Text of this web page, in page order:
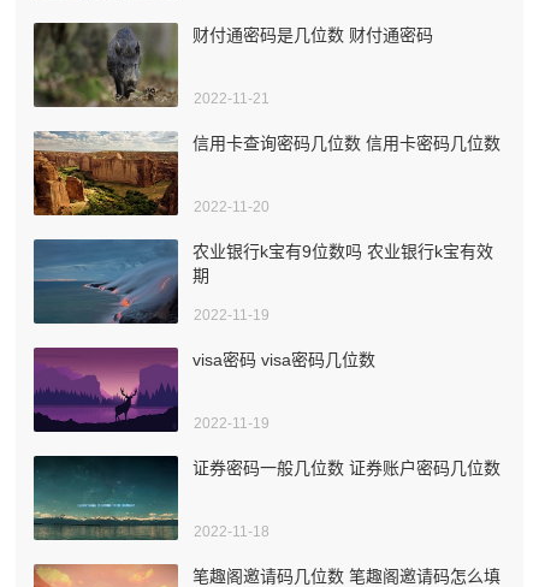
财付通密码是几位数 财付通密码
2022-11-21
信用卡查询密码几位数 信用卡密码几位数
2022-11-20
农业银行k宝有9位数吗 农业银行k宝有效
期
2022-11-19
visa密码 visa密码几位数
2022-11-19
证券密码一般几位数 证券账户密码几位数
2022-11-18
笔趣阁邀请码几位数 笔趣阁邀请码怎么填